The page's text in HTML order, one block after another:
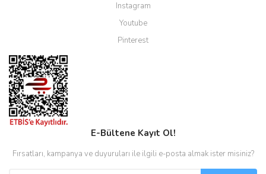
Instagram
Youtube
Pinterest
E-Bültene Kayıt Ol!
Fırsatları, kampanya ve duyuruları ile ilgili e-posta almak ister misiniz?